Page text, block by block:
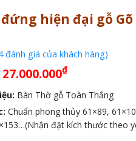
hiện đại gỗ Gõ
đánh giá của khách hàng)
Giá
gốc
là:
29.000.000₫.
27.000.000₫Giá
hiện
tại
là:
Bàn Thờ gỗ Toàn Thắng
Chuẩn phong thủy 61×89,
đặt kích thước theo